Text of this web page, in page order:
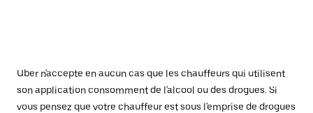
Uber n'accepte en aucun cas que les chauffeurs qui utilisent
son application consomment de l'alcool ou des drogues. Si
vous pensez que votre chauffeur est sous l'emprise de drogues